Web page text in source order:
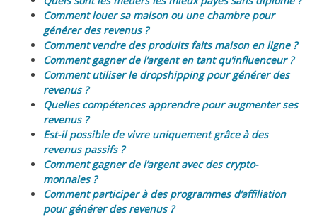
Comment louer sa maison ou une chambre pour
générer des revenus ?
Comment vendre des produits faits maison en ligne ?
Comment gagner de l’argent en tant qu’influenceur ?
Comment utiliser le dropshipping pour générer des
revenus ?
Quelles compétences apprendre pour augmenter ses
revenus ?
Est-il possible de vivre uniquement grâce à des
revenus passifs ?
Comment gagner de l’argent avec des crypto-
monnaies ?
Comment participer à des programmes d’affiliation
pour générer des revenus ?